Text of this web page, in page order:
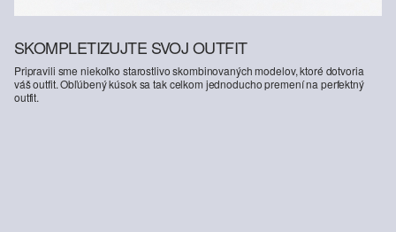
SKOMPLETIZUJTE SVOJ OUTFIT
Pripravili sme niekoľko starostlivo skombinovaných modelov, ktoré dotvoria
váš outfit. Obľúbený kúsok sa tak celkom jednoducho premení na perfektný
outfit.